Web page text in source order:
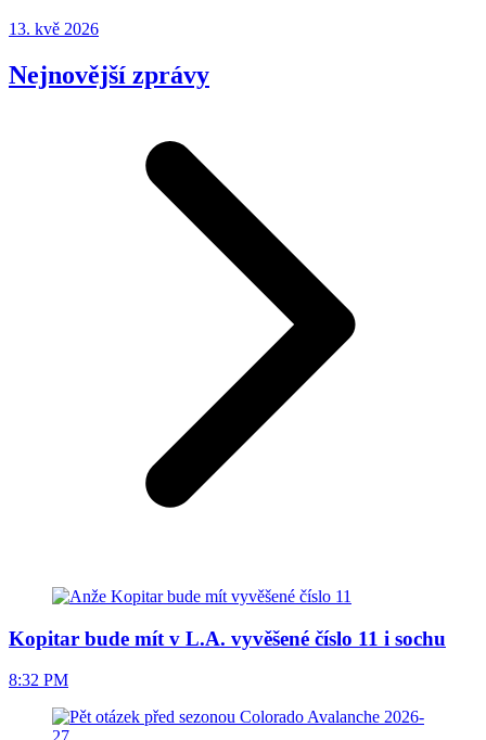
13. kvě 2026
Nejnovější zprávy
Kopitar bude mít v L.A. vyvěšené číslo 11 i sochu
8:32 PM